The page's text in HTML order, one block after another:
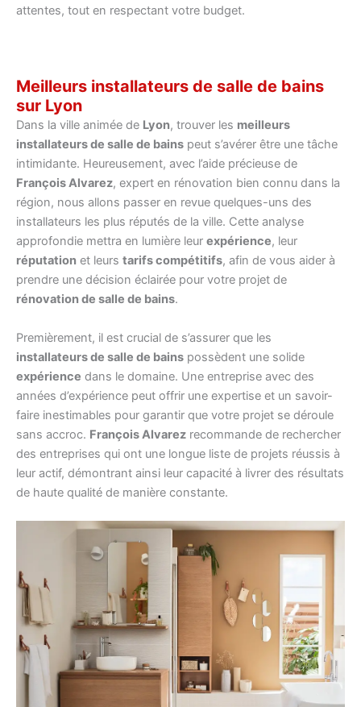
attentes, tout en respectant votre budget.
Meilleurs installateurs de salle de bains
sur Lyon
Dans la ville animée de Lyon, trouver les meilleurs
installateurs de salle de bains peut s’avérer être une tâche
intimidante. Heureusement, avec l’aide précieuse de
François Alvarez, expert en rénovation bien connu dans la
région, nous allons passer en revue quelques-uns des
installateurs les plus réputés de la ville. Cette analyse
approfondie mettra en lumière leur expérience, leur
réputation et leurs tarifs compétitifs, afin de vous aider à
prendre une décision éclairée pour votre projet de
rénovation de salle de bains.
Premièrement, il est crucial de s’assurer que les
installateurs de salle de bains possèdent une solide
expérience dans le domaine. Une entreprise avec des
années d’expérience peut offrir une expertise et un savoir-
faire inestimables pour garantir que votre projet se déroule
sans accroc. François Alvarez recommande de rechercher
des entreprises qui ont une longue liste de projets réussis à
leur actif, démontrant ainsi leur capacité à livrer des résultats
de haute qualité de manière constante.